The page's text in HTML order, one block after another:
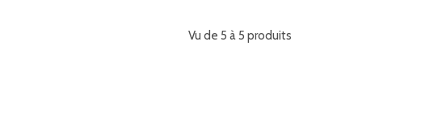
Vu de 5 à 5 produits